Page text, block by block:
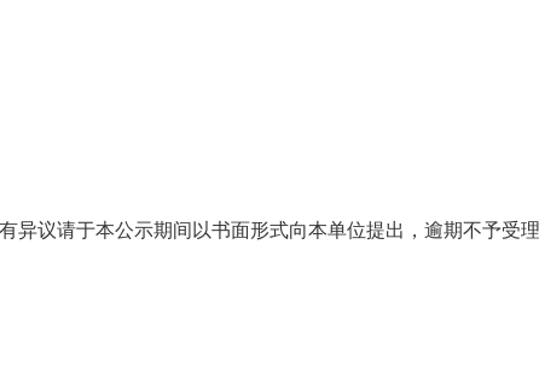
异议请于本公示期间以书面形式向本单位提出，逾期不予受理